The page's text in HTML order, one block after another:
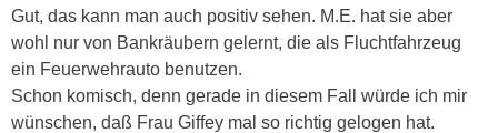
Gut, das kann man auch positiv sehen. M.E. hat sie aber
wohl nur von Bankräubern gelernt, die als Fluchtfahrzeug
ein Feuerwehrauto benutzen.
Schon komisch, denn gerade in diesem Fall würde ich mir
wünschen, daß Frau Giffey mal so richtig gelogen hat.